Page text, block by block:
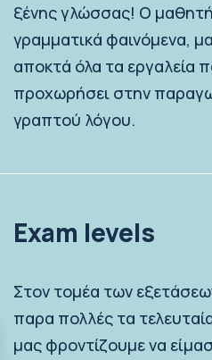
ξένης γλώσσας! Ο
γραμματικά φαινόμενα,
αποκτά όλα τα εργαλεία
προχωρήσει στην
γραπτού λόγου.
Exam levels
Στον τομέα των
παρα πολλές τα
μας φροντίζουμε να